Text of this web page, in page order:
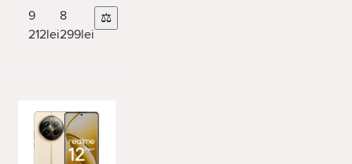
9
212lei
8
299lei
⚖